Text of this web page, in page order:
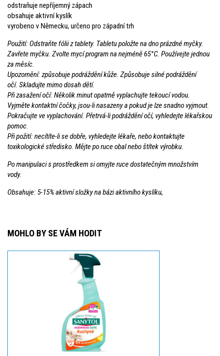
odstraňuje nepříjemný zápach
obsahuje aktivní kyslík
vyrobeno v Německu, určeno pro západní trh
Použití: Odstraňte fólii z tablety. Tabletu položte na dno prázdné myčky.
Zavřete myčku. Zvolte mycí program na nejméně 65°C. Používejte jednou
za měsíc.
Upozornění: způsobuje podráždění kůže. Způsobuje silné podráždění
očí. Skladujte mimo dosah dětí.
Při zasažení očí: Několik minut opatrně vyplachujte tekoucí vodou.
Vyjměte kontaktní čočky, jsou-li nasazeny a pokud je lze snadno vyjmout.
Pokračujte ve vyplachování. Přetrvá-li podráždění očí, vyhledejte lékařskou
pomoc.
Při požití: necítíte-li se dobře, vyhledejte lékaře, nebo kontaktujte
toxikologické středisko. Mějte po ruce obal nebo štítek výrobku.
Po manipulaci s prostředkem si omyjte ruce dostatečným množstvím
vody.
Obsahuje: 5-15% aktivní složky na bázi aktivního kyslíku,
MOHLO BY SE VÁM HODIT